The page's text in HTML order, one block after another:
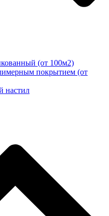
(от 100м2)
покрытием (от
настил